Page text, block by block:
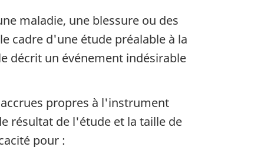
maladie, une blessure ou des
cadre d'une étude préalable à la
décrit un événement indésirable
propres à l'instrument
résultat de l'étude et la taille de
pour :